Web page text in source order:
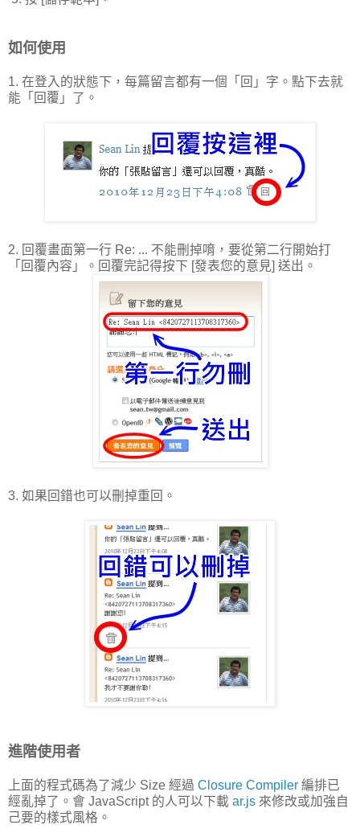
如何使用
1. 在登入的狀態下，每篇留言都有一個「回」字。點下去就
能「回覆」了。
2. 回覆畫面第一行 Re: ... 不能刪掉唷，要從第二行開始打
「回覆內容」。回覆完記得按下 [發表您的意見] 送出。
3. 如果回錯也可以刪掉重回。
進階使用者
上面的程式碼為了減少 Size 經過 Closure Compiler 編排已
經亂掉了。會 JavaScript 的人可以下載 ar.js 來修改或加強自
己要的樣式風格。